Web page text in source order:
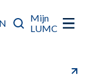
Mijn
LUMC